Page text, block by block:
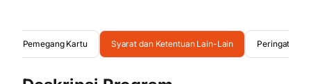
Pemegang Kartu Syarat dan Ketentuan Lain-Lain Peringatan